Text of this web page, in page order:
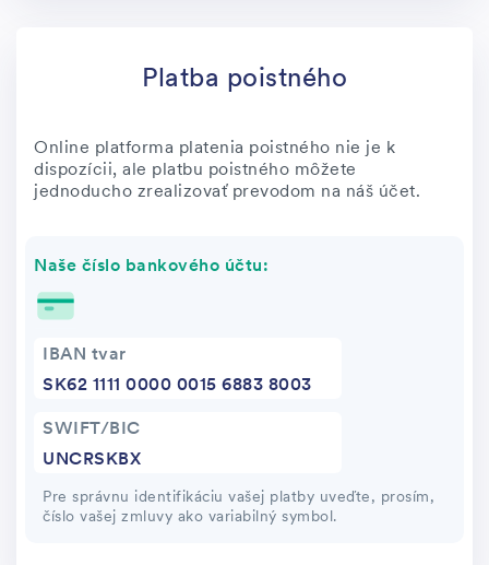
Platba poistného
Online platforma platenia poistného nie je k
dispozícii, ale platbu poistného môžete
jednoducho zrealizovať prevodom na náš účet.
Naše číslo bankového účtu:
IBAN tvar
SK62 1111 0000 0015 6883 8003
SWIFT/BIC
UNCRSKBX
Pre správnu identifikáciu vašej platby uveďte, prosím,
číslo vašej zmluvy ako variabilný symbol.